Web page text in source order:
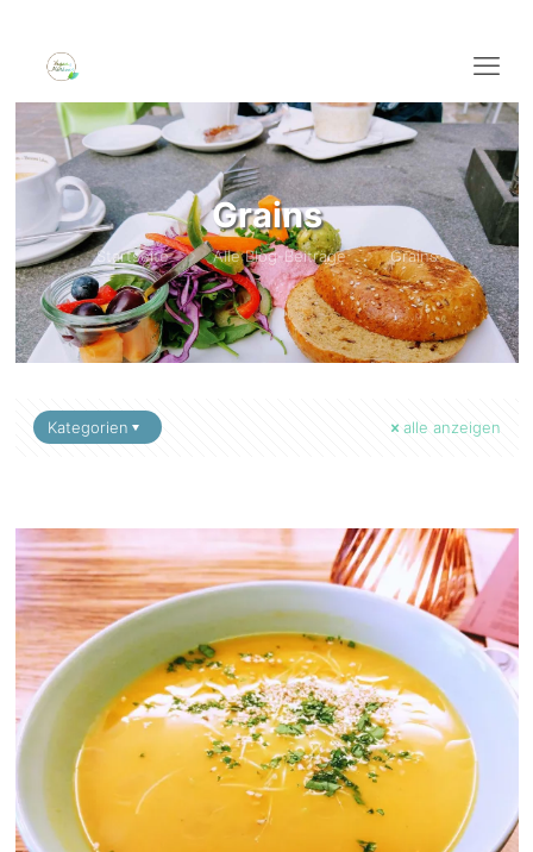
Grains
Startseite Alle Blog-Beiträge Grains
Kategorien alle anzeigen